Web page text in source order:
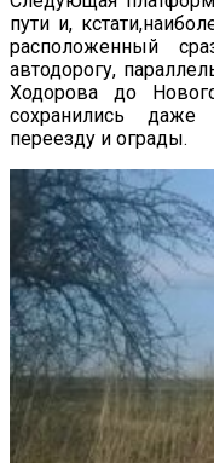
пути и,
расположенный
автодорогу,
Ходорова до
сохранились
переезду и ограды.